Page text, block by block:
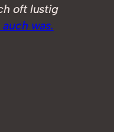
oft lustig
was.